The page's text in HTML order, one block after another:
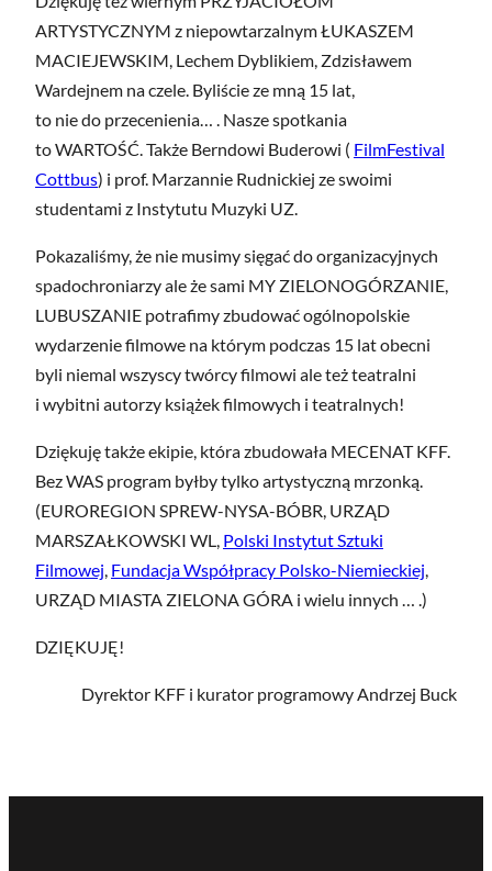
ARTYSTYCZNYM z niepowtarzalnym ŁUKASZEM
MACIEJEWSKIM, Lechem Dyblikiem, Zdzisławem
Wardejnem na czele. Byliście ze mną 15 lat,
to nie do przecenienia… . Nasze spotkania
to WARTOŚĆ. Także Berndowi Buderowi ( FilmFestival
Cottbus) i prof. Marzannie Rudnickiej ze swoimi
studentami z Instytutu Muzyki UZ.
Pokazaliśmy, że nie musimy sięgać do organizacyjnych
spadochroniarzy ale że sami MY ZIELONOGÓRZANIE,
LUBUSZANIE potrafimy zbudować ogólnopolskie
wydarzenie filmowe na którym podczas 15 lat obecni
byli niemal wszyscy twórcy filmowi ale też teatralni
i wybitni autorzy książek filmowych i teatralnych!
Dziękuję także ekipie, która zbudowała MECENAT KFF.
Bez WAS program byłby tylko artystyczną mrzonką.
(EUROREGION SPREW-NYSA-BÓBR, URZĄD
MARSZAŁKOWSKI WL, Polski Instytut Sztuki
Filmowej, Fundacja Współpracy Polsko-Niemieckiej,
URZĄD MIASTA ZIELONA GÓRA i wielu innych … .)
DZIĘKUJĘ!
Dyrektor KFF i kurator programowy Andrzej Buck